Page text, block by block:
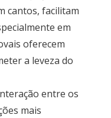
cantos, facilitam
em
oferecem
a leveza do
entre os
mais